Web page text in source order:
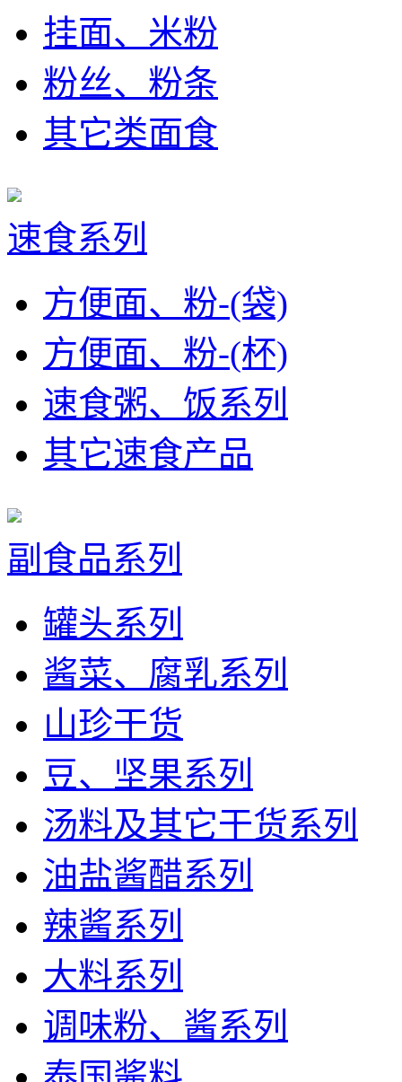
挂面、米粉
粉丝、粉条
其它类面食
速食系列
方便面、粉-(袋)
方便面、粉-(杯)
速食粥、饭系列
其它速食产品
副食品系列
罐头系列
酱菜、腐乳系列
山珍干货
豆、坚果系列
汤料及其它干货系列
油盐酱醋系列
辣酱系列
大料系列
调味粉、酱系列